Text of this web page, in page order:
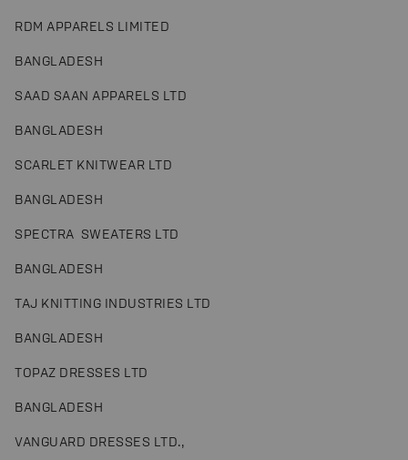
RDM APPARELS LIMITED
BANGLADESH
SAAD SAAN APPARELS LTD
BANGLADESH
SCARLET KNITWEAR LTD
BANGLADESH
SPECTRA SWEATERS LTD
BANGLADESH
TAJ KNITTING INDUSTRIES LTD
BANGLADESH
TOPAZ DRESSES LTD
BANGLADESH
VANGUARD DRESSES LTD.,